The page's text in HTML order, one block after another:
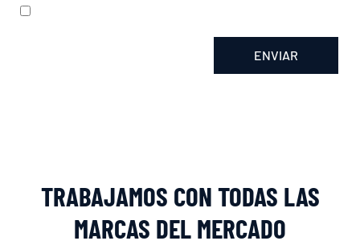
ENVIAR
TRABAJAMOS CON TODAS LAS
MARCAS DEL MERCADO